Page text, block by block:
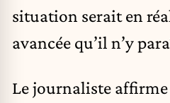
situation serait en
avancée qu’il n’y
Le journaliste affirme